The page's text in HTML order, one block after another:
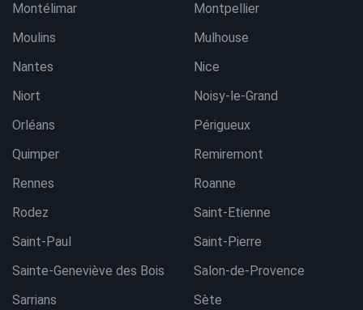
Montélimar
Montpellier
Moulins
Mulhouse
Nantes
Nice
Niort
Noisy-le-Grand
Orléans
Périgueux
Quimper
Remiremont
Rennes
Roanne
Rodez
Saint-Etienne
Saint-Paul
Saint-Pierre
Sainte-Geneviève des Bois
Salon-de-Provence
Sarrians
Sète